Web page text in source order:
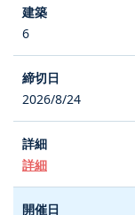
6
2026/8/24
詳細